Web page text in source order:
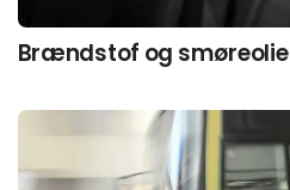
Brændstof og smøreolie